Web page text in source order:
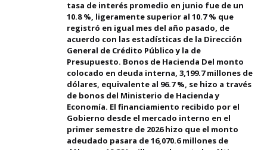
tasa de interés promedio en junio fue de un
10.8 %, ligeramente superior al 10.7 % que
registró en igual mes del año pasado, de
acuerdo con las estadísticas de la Dirección
General de Crédito Público y la de
Presupuesto. Bonos de Hacienda Del monto
colocado en deuda interna, 3,199.7 millones de
dólares, equivalente al 96.7 %, se hizo a través
de bonos del Ministerio de Hacienda y
Economía. El financiamiento recibido por el
Gobierno desde el mercado interno en el
primer semestre de 2026 hizo que el monto
adeudado pasara de 16,070.6 millones de